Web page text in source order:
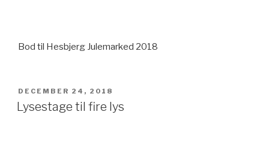
Bod til Hesbjerg Julemarked 2018
UDGIVET
DEN
DECEMBER 24, 2018
Lysestage til fire lys